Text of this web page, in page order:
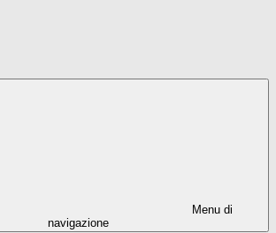
Menu di
navigazione